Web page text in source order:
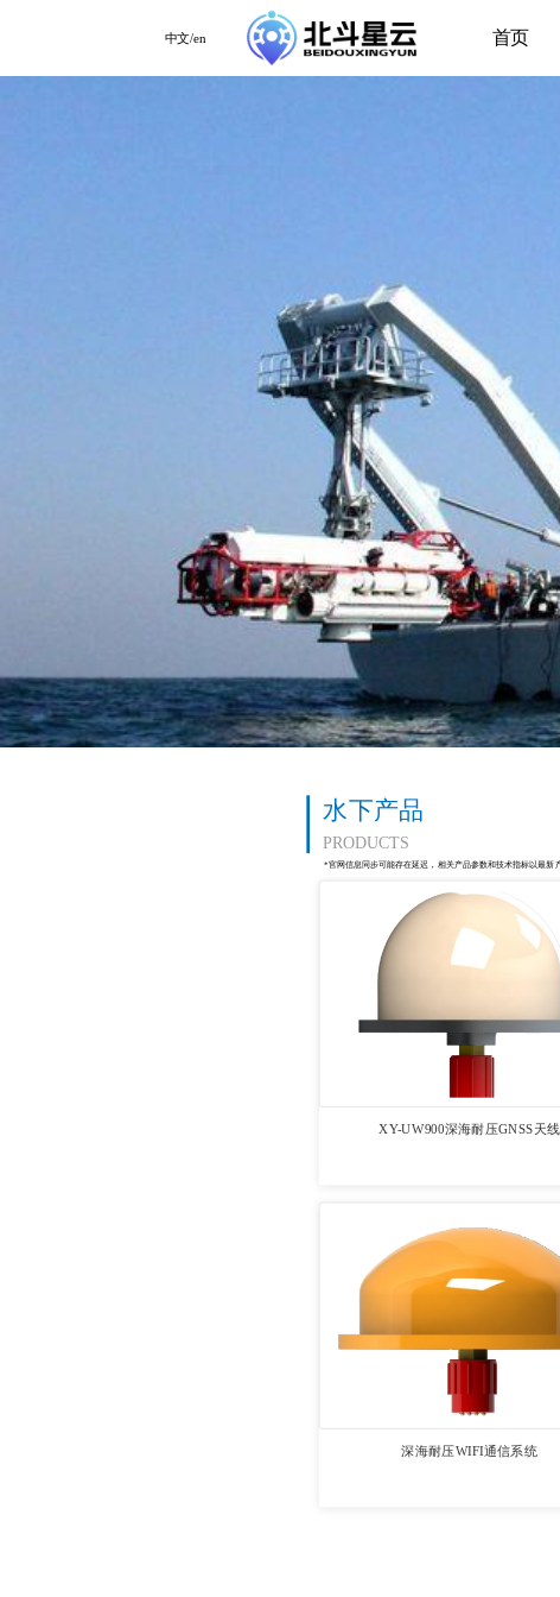
首页
中文/en
水下产品
PRODUCTS
XY-UW900深海耐压GNSS天线
深海耐压WIFI通信系统
*官网信息同步可能存在延迟，相关产品参数和技术指标以最新